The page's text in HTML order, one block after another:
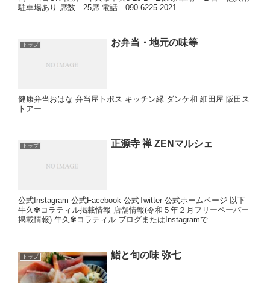
駐車場あり 席数 25席 電話 090-6225-2021...
トップ お弁当・地元の味等
健康弁当おはな 弁当屋トポス キッチン縁 ダンケ和 細田屋 阪田ス
トアー
トップ 正源寺 禅 ZENマルシェ
公式Instagram 公式Facebook 公式Twitter 公式ホームページ 以下
牛久✾コラティル掲載情報 店舗情報(令和５年２月フリーペーパー
掲載情報) 牛久✾コラティル ブログまたはInstagramで...
トップ 鮨と旬の味 弥七